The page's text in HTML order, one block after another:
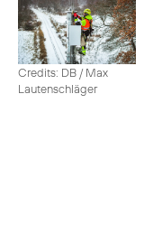
Credits: DB / Max
Lautenschläger